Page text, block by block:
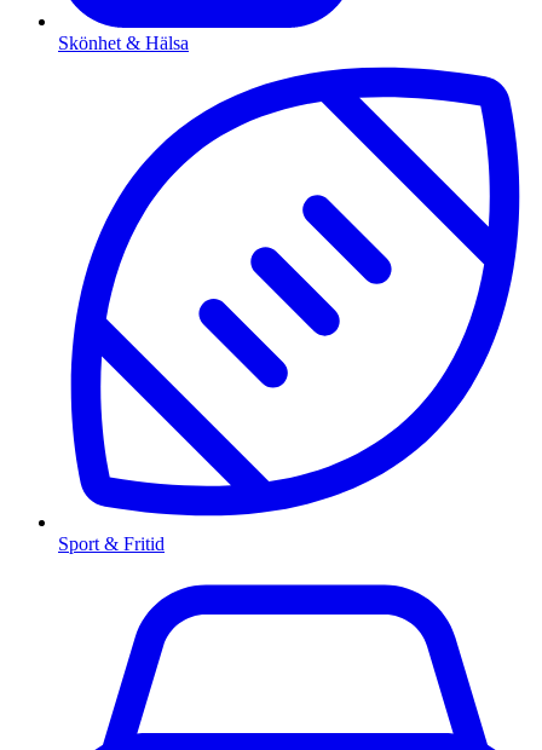
Skönhet & Hälsa
Sport & Fritid